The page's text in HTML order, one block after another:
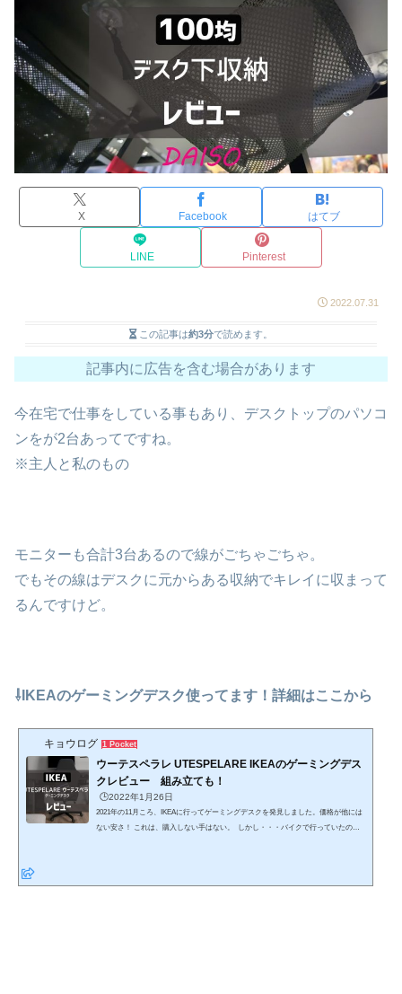
X Facebook はてブ
LINE Pinterest
2022.07.31
この記事は約3分で読めます。
記事内に広告を含む場合があります
今在宅で仕事をしている事もあり、デスクトップのパソコ
ンをが2台あってですね。
※主人と私のもの
モニターも合計3台あるので線がごちゃごちゃ。
でもその線はデスクに元からある収納でキレイに収まって
るんですけど。
⇩IKEAのゲーミングデスク使ってます！詳細はここから
キョウログ 1 Pocket
ウーテスペラレ UTESPELARE IKEAのゲーミングデス
クレビュー 組み立ても！
🕒️2022年1月26日
2021年の11月ころ、IKEAに行ってゲーミングデスクを発見しました。価格が他には
ない安さ！ これは、購入しない手はない。 しかし・・・バイクで行っていたので
忘れていたｗ UTESPELARE(ウーテスペラレ)とはIKEAと言えば、スウェーデン家具